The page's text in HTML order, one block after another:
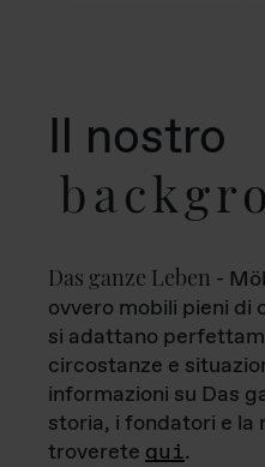
Il nostro
Das ganze Leben -
ovvero mobili pieni
si adattano
circostanze e
informazioni su Das
storia, i fondatori e la
troverete qui.